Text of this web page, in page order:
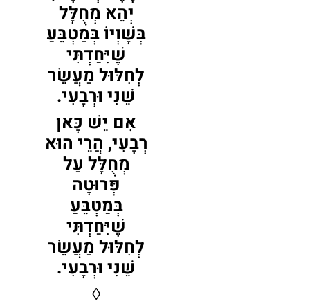
יְהֵא מְחֻלָּל
בְּשָׁוְיוֹ בְּמַטְבֵּעַ
שֶׁיִּחַדְתִּי
לְחִלּוּל מַעֲשֵׂר
שֵׁנִי וּרְבָעִי.
אִם יֵשׁ כָּאן
רְבָעִי, הֲרֵי הוּא
מְחֻלָּל עַל
פְּרוּטָה
בְּמַטְבֵּעַ
שֶׁיִּחַדְתִּי
לְחִלּוּל מַעֲשֵׂר
שֵׁנִי וּרְבָעִי.